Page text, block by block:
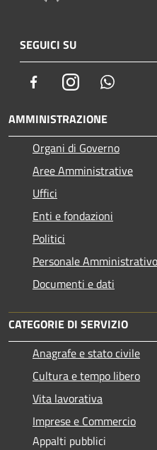
SEGUICI SU
FacebookInstagram
AMMINISTRAZIONE
Organi di Governo
Aree Amministrative
Uffici
Enti e fondazioni
Politici
Personale Amministrativo
Documenti e dati
CATEGORIE DI SERVIZIO
Anagrafe e stato civile
Cultura e tempo libero
Vita lavorativa
Imprese e Commercio
Appalti pubblici